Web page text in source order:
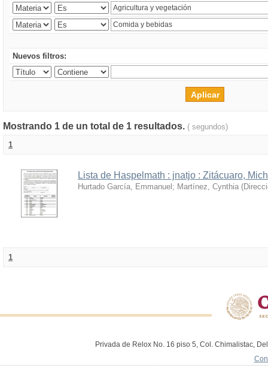
Nuevos filtros:
Mostrando 1 de un total de 1 resultados. ( segundos)
1
Lista de Haspelmath : jnatjo : Zitácuaro,
Hurtado García, Emmanuel ; Martínez, Cynthia (
1
Privada de Relox No. 16 piso 5, Col. Chimalistac,